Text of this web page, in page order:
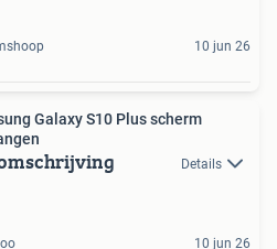
10 jun 26
Galaxy S10 Plus scherm
Details
10 jun 26